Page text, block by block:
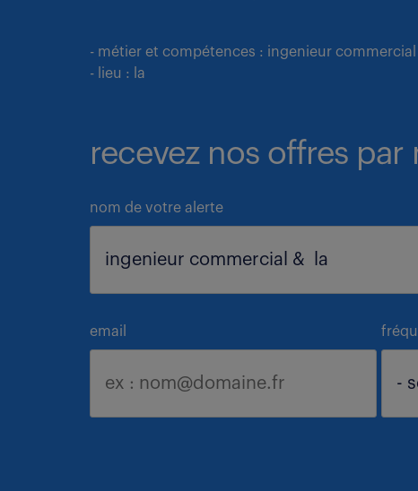
- métier et compétences : ingenieur commercial
- lieu : la
recevez nos offres par
nom de votre alerte
email